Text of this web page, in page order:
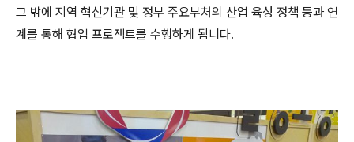
그 밖에 지역 혁신기관 및 정부 주요부처의 산업 육성 정책 등과 연
계를 통해 협업 프로젝트를 수행하게 됩니다.